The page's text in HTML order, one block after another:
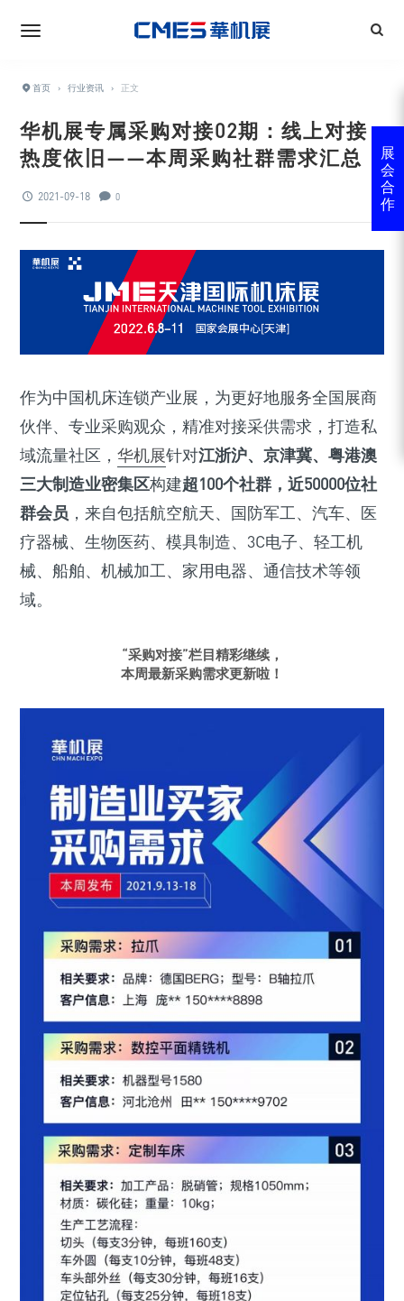
首页 › 行业资讯 › 正文
华机展专属采购对接02期：线上对接
热度依旧——本周采购社群需求汇总
2021-09-18 0
作为中国机床连锁产业展，为更好地服务全国展商
伙伴、专业采购观众，精准对接采供需求，打造私
域流量社区， 华机展针对江浙沪、京津冀、粤港澳
三大制造业密集区构建超100个社群，近50000位社
群会员 ，来自包括航空航天、国防军工、汽车、医
疗器械、生物医药、模具制造、3C电子、轻工机
械、船舶、机械加工、家用电器、通信技术等领
域。
“采购对接”栏目精彩继续，
本周最新采购需求更新啦！
展
会
合
作